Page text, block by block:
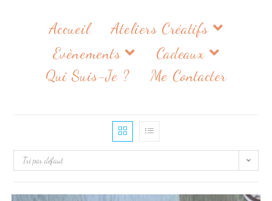
Accueil
Ateliers Créatifs
Evènements
Cadeaux
Qui Suis-Je ?
Me Contacter
Tri par défaut